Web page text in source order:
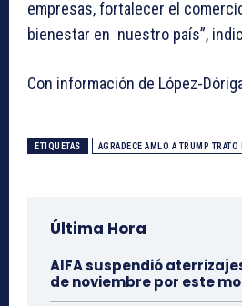
empresas, fortalecer el
bienestar en nuestro país”,
Con información de López-
ETIQUETAS AGRADECE AMLO A TRUMP
Última Hora
AIFA suspendió
de noviembre por este